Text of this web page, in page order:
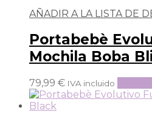
AÑADIR A LA LISTA DE
Portabebè
Mochila Boba
79,99 € IVA incluido